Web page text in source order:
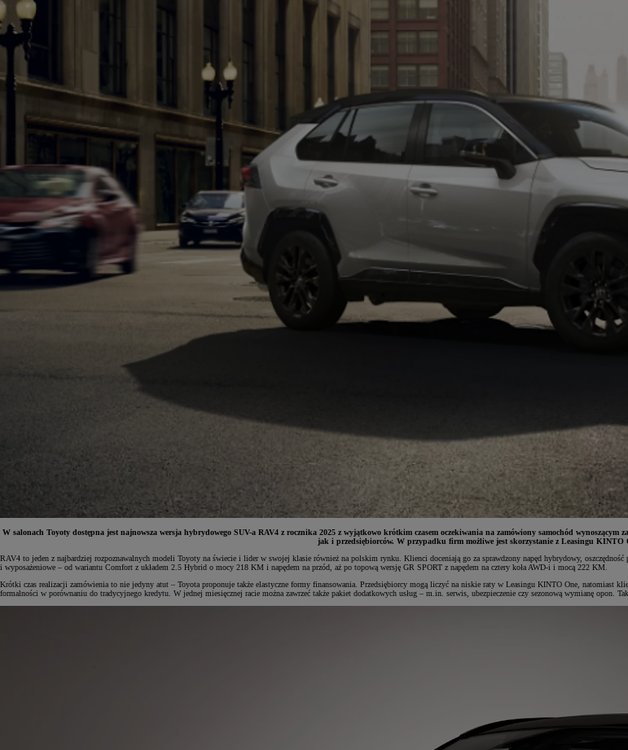
W salonach Toyoty dostępna jest najnowsza wersja hybrydowego SUV-a RAV4 z rocznika 2025 z wyjątkowo krótkim czasem oczekiwania na zamówiony samochód
jak i przedsiębiorców. W przypadku firm możliwe jest skorzystanie z Leasingu KINTO
RAV4 to jeden z najbardziej rozpoznawalnych modeli Toyoty na świecie i lider w swojej klasie również na polskim rynku. Klienci doceniają go za sprawdzony napęd hybrydowy,
i wyposażeniowe – od wariantu Comfort z układem 2.5 Hybrid o mocy 218 KM i napędem na przód, aż po topową wersję GR SPORT z napędem na cztery koła AWD-i i mocą 222 KM.
Krótki czas realizacji zamówienia to nie jedyny atut – Toyota proponuje także elastyczne formy finansowania. Przedsiębiorcy mogą liczyć na niskie raty w Leasingu KINTO One, natomiast
formalności w porównaniu do tradycyjnego kredytu. W jednej miesięcznej racie można zawrzeć także pakiet dodatkowych usług – m.in. serwis, ubezpieczenie czy sezonową wymianę opon.